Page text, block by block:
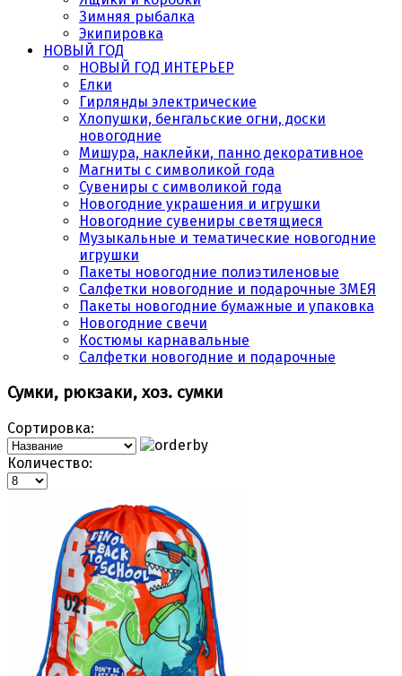
Зимняя рыбалка
Экипировка
НОВЫЙ ГОД
НОВЫЙ ГОД ИНТЕРЬЕР
Елки
Гирлянды электрические
Хлопушки, бенгальские огни, доски
новогодние
Мишура, наклейки, панно декоративное
Магниты с символикой года
Сувениры с символикой года
Новогодние украшения и игрушки
Новогодние сувениры светящиеся
Музыкальные и тематические новогодние
игрушки
Пакеты новогодние полиэтиленовые
Салфетки новогодние и подарочные ЗМЕЯ
Пакеты новогодние бумажные и упаковка
Новогодние свечи
Костюмы карнавальные
Салфетки новогодние и подарочные
Сумки, рюкзаки, хоз. сумки
Сортировка:
Количество: